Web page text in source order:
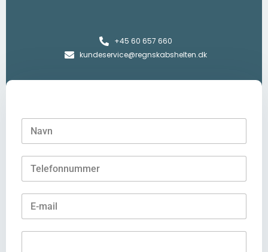
+45 60 657 660
kundeservice@regnskabshelten.dk